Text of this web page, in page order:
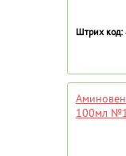
Штрих код:
100мл